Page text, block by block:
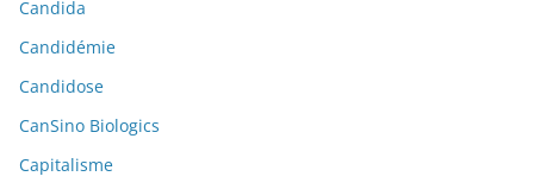
Candida
Candidémie
Candidose
CanSino Biologics
Capitalisme